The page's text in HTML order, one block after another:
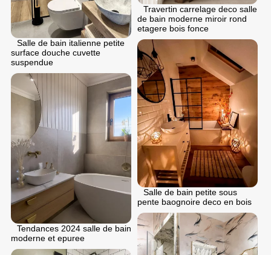
Salle de bain italienne petite
surface douche cuvette
suspendue
Travertin carrelage deco salle
de bain moderne miroir rond
etagere bois fonce
Salle de bain petite sous
pente baognoire deco en bois
Tendances 2024 salle de bain
moderne et epuree